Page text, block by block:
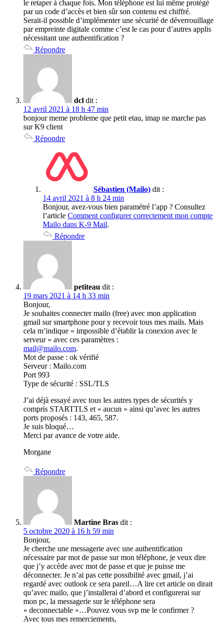
le retaper à chaque fois. Mon téléphone est lui même protégé
par un code d’accès et bien sûr son contenu est chiffré.
Serait-il possible d’implémenter une sécurité de déverrouillage
par empreinte digitale comme c’est le cas pour d’autres applis
nécessitant une authentification ?
Répondre
dcl dit :
12 avril 2021 à 18 h 47 min
bonjour meme probleme que petit etau, imap ne marche pas
sur K9 client
Répondre
Sébastien (Mailo) dit :
14 avril 2021 à 8 h 24 min
Bonjour, avez-vous bien paramétré l’app ? Consultez
l’article Comment configurer correctement mon compte
Mailo dans K-9 Mail.
Répondre
petiteau dit :
19 mars 2021 à 14 h 33 min
Bonjour,
Je souhaites connecter mailo (free) avec mon application
gmail sur smartphone pour y recevoir tous mes mails. Mais
cela m’indique « impossible d’établir la conexion avec le
serveur » avec ces paramètres :
mail@mailo.com.
Mot de passe : ok vérifié
Serveur : Mailo.com
Port 993
Type de sécurité : SSL/TLS
J’ai déjà essayé avec tous les autres types de sécurités y
compris STARTTLS et « aucun » ainsi qu’avec les autres
ports proposés : 143, 465, 587.
Je suis bloqué…
Merci par avance de votre aide.
Morgane
Répondre
Martine Bras dit :
5 octobre 2020 à 16 h 59 min
Bonjour,
Je cherche une messagerie avec une authentification
nécessaire par mot de passe sur mon téléphone, je veux dire
que j’y accède avec mot de passe et que je puisse me
déconnecter. Je n’ai pas cette possibilité avec gmail, j’ai
regardé avec outlook ce sera pareil…A lire cet article on dirait
qu’avec mailo, que j’installerai d’abord et configurerai sur
mon pc, la messagerie sur le téléphone sera
« deconnectable »…Pouvez vous svp me le confirmer ?
Avec tous mes remerciements,